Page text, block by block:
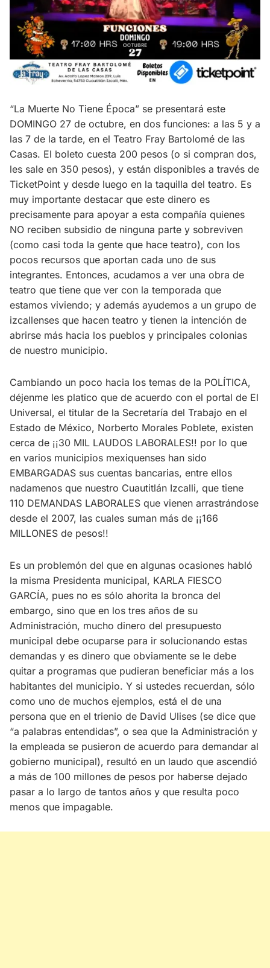
“La Muerte No Tiene Época” se presentará este
DOMINGO 27 de octubre, en dos funciones: a las 5 y a
las 7 de la tarde, en el Teatro Fray Bartolomé de las
Casas. El boleto cuesta 200 pesos (o si compran dos,
les sale en 350 pesos), y están disponibles a través de
TicketPoint y desde luego en la taquilla del teatro. Es
muy importante destacar que este dinero es
precisamente para apoyar a esta compañía quienes
NO reciben subsidio de ninguna parte y sobreviven
(como casi toda la gente que hace teatro), con los
pocos recursos que aportan cada uno de sus
integrantes. Entonces, acudamos a ver una obra de
teatro que tiene que ver con la temporada que
estamos viviendo; y además ayudemos a un grupo de
izcallenses que hacen teatro y tienen la intención de
abrirse más hacia los pueblos y principales colonias
de nuestro municipio.
Cambiando un poco hacia los temas de la POLÍTICA,
déjenme les platico que de acuerdo con el portal de El
Universal, el titular de la Secretaría del Trabajo en el
Estado de México, Norberto Morales Poblete, existen
cerca de ¡¡30 MIL LAUDOS LABORALES!! por lo que
en varios municipios mexiquenses han sido
EMBARGADAS sus cuentas bancarias, entre ellos
nadamenos que nuestro Cuautitlán Izcalli, que tiene
110 DEMANDAS LABORALES que vienen arrastrándose
desde el 2007, las cuales suman más de ¡¡166
MILLONES de pesos!!
Es un problemón del que en algunas ocasiones habló
la misma Presidenta municipal, KARLA FIESCO
GARCÍA, pues no es sólo ahorita la bronca del
embargo, sino que en los tres años de su
Administración, mucho dinero del presupuesto
municipal debe ocuparse para ir solucionando estas
demandas y es dinero que obviamente se le debe
quitar a programas que pudieran beneficiar más a los
habitantes del municipio. Y si ustedes recuerdan, sólo
como uno de muchos ejemplos, está el de una
persona que en el trienio de David Ulises (se dice que
“a palabras entendidas”, o sea que la Administración y
la empleada se pusieron de acuerdo para demandar al
gobierno municipal), resultó en un laudo que ascendió
a más de 100 millones de pesos por haberse dejado
pasar a lo largo de tantos años y que resulta poco
menos que impagable.